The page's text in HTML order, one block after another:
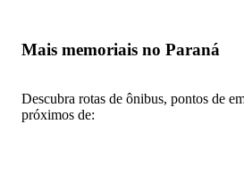
Mais memoriais no Paraná
Descubra rotas de ônibus, pontos de
próximos de: